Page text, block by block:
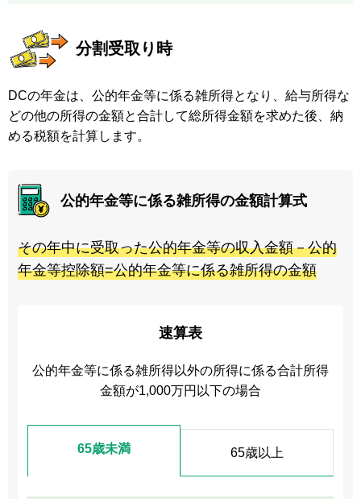
分割受取り時
DCの年金は、公的年金等に係る雑所得となり、給与所得な
どの他の所得の金額と合計して総所得金額を求めた後、納
める税額を計算します。
公的年金等に係る雑所得の金額計算式
その年中に受取った公的年金等の収入金額－公的
年金等控除額=公的年金等に係る雑所得の金額
速算表
公的年金等に係る雑所得以外の所得に係る合計所得
金額が1,000万円以下の場合
65歳未満 65歳以上